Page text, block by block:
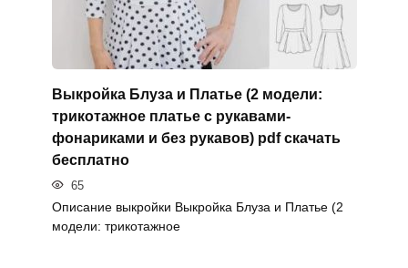
Выкройка Блуза и Платье (2 модели:
трикотажное платье с рукавами-
фонариками и без рукавов) pdf скачать
бесплатно
65
Описание выкройки Выкройка Блуза и Платье (2
модели: трикотажное